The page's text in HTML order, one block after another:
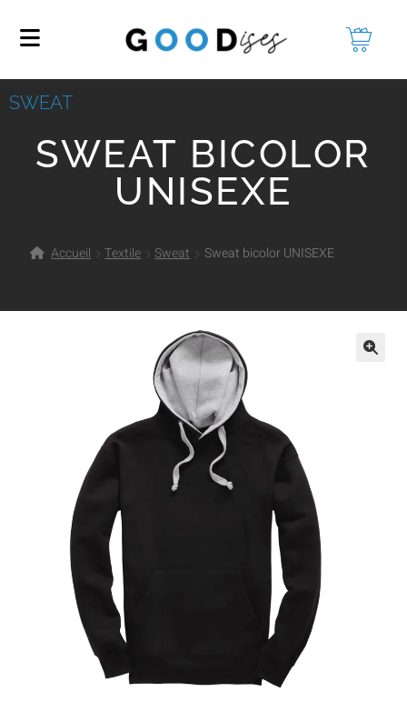
SWEAT
SWEAT BICOLOR
UNISEXE
Accueil Textile Sweat Sweat bicolor UNISEXE